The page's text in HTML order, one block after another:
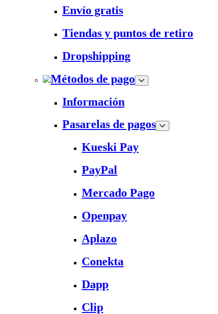
Envío gratis
Tiendas y puntos de retiro
Dropshipping
Métodos de pago
Información
Pasarelas de pagos
Kueski Pay
PayPal
Mercado Pago
Openpay
Aplazo
Conekta
Dapp
Clip